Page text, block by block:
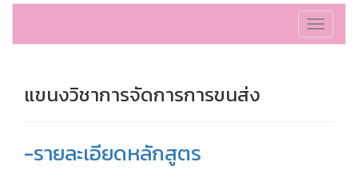
Toggle
แขนงวิชาการจัดการการขนส่ง
-รายละเอียดหลักสูตร